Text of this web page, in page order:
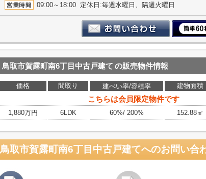
09:00～18:00 定休日:毎週水曜日、隔週火曜日
鳥取市賀露町南6丁目中古戸建て の販売物件情報
価格 間取り 建ぺい率/容積率 建物面積
こちらは会員限定物件です
1,880万円
6LDK 60%/ 200% 152.88㎡
鳥取市賀露町南6丁目中古戸建てへのお問い合